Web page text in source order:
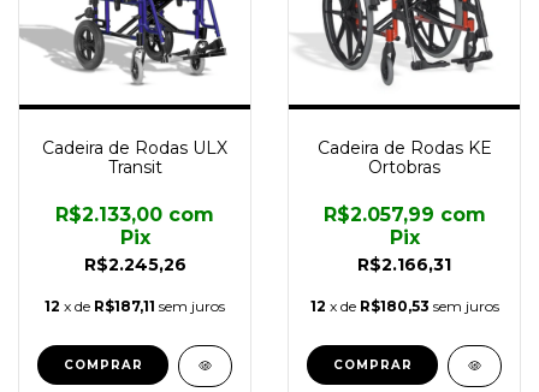
Cadeira de Rodas ULX
Transit
R$2.245,26
R$2.133,00 com
Pix
12 x de R$187,11 sem juros
COMPRAR
Cadeira de Rodas KE
Ortobras
R$2.166,31
R$2.057,99 com
Pix
12 x de R$180,53 sem juros
COMPRAR